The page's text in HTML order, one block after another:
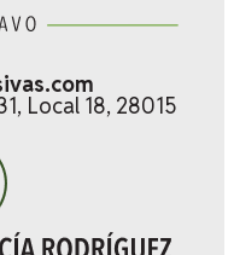
Local 18, 28015